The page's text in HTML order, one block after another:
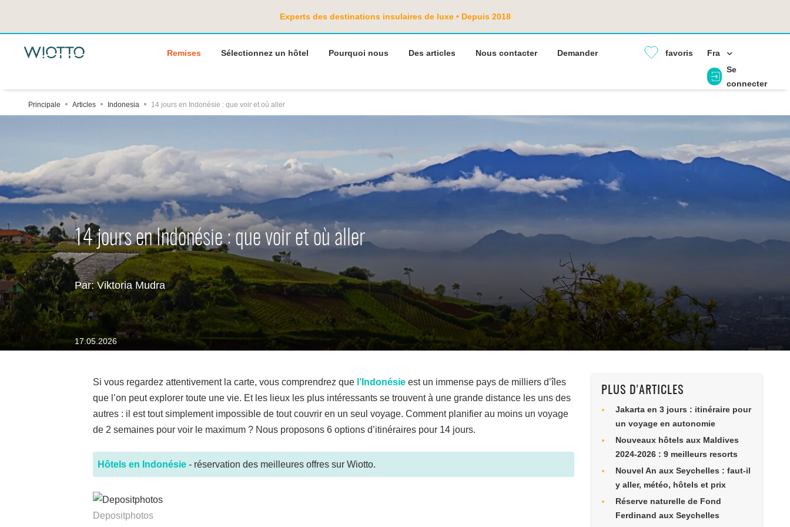
Experts des destinations insulaires de luxe • Depuis 2018
Remises Sélectionnez un hôtel Pourquoi nous Des articles Nous contacter Demander favoris
Fra
Se
connecter
Principale Articles Indonesia 14 jours en Indonésie : que voir et où aller
14 jours en Indonésie : que voir et où aller
Par: Viktoria Mudra
17.05.2026
Si vous regardez attentivement la carte, vous comprendrez que l’Indonésieest un immense pays de milliers d’îles
que l’on peut explorer toute une vie. Et les lieux les plus intéressants se trouvent à une grande distance les uns des
autres : il est tout simplement impossible de tout couvrir en un seul voyage. Comment planifier au moins un voyage
de 2 semaines pour voir le maximum ? Nous proposons 6 options d’itinéraires pour 14 jours.
Hôtels en Indonésie- réservation des meilleures offres sur Wiotto.
Depositphotos
PLUS D'ARTICLES
Jakarta en 3 jours : itinéraire pour
un voyage en autonomie
Nouveaux hôtels aux Maldives
2024-2026 : 9 meilleurs resorts
Nouvel An aux Seychelles : faut-il
y aller, météo, hôtels et prix
Réserve naturelle de Fond
Ferdinand aux Seychelles